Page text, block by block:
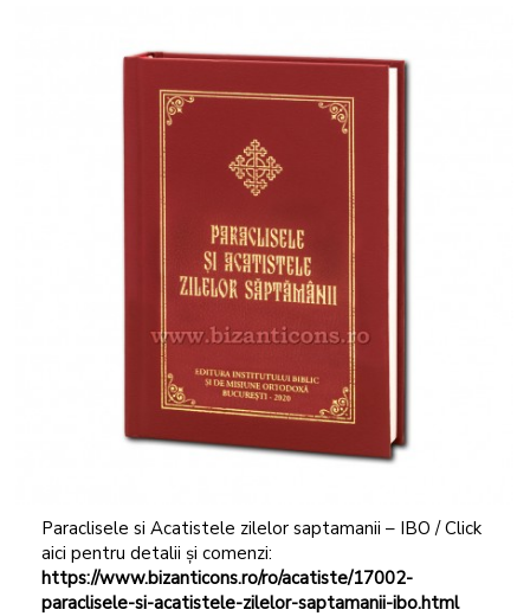
Paraclisele si Acatistele zilelor saptamanii – IBO / Click
aici pentru detalii și comenzi:
https://www.bizanticons.ro/ro/acatiste/17002-
paraclisele-si-acatistele-zilelor-saptamanii-ibo.html